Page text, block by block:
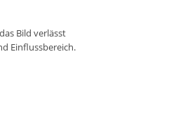
Bild verlässt
Einflussbereich.